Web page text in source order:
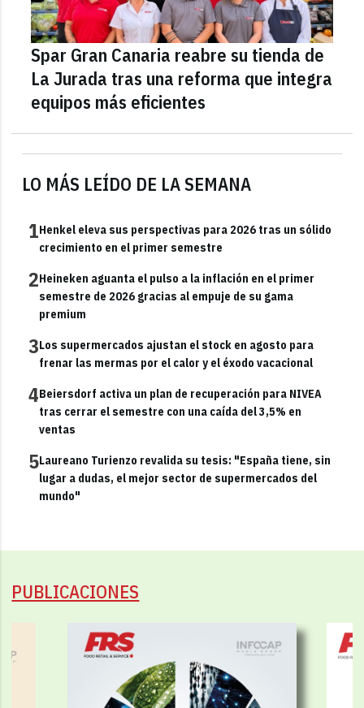
LO MÁS LEÍDO DE LA SEMANA
1Henkel eleva sus perspectivas para 2026 tras un sólido
crecimiento en el primer semestre
2Heineken aguanta el pulso a la inflación en el primer
semestre de 2026 gracias al empuje de su gama
premium
3Los supermercados ajustan el stock en agosto para
frenar las mermas por el calor y el éxodo vacacional
4Beiersdorf activa un plan de recuperación para NIVEA
tras cerrar el semestre con una caída del 3,5% en
ventas
5Laureano Turienzo revalida su tesis: "España tiene, sin
lugar a dudas, el mejor sector de supermercados del
mundo"
Spar Gran Canaria reabre su tienda de
La Jurada tras una reforma que integra
equipos más eficientes
PUBLICACIONES